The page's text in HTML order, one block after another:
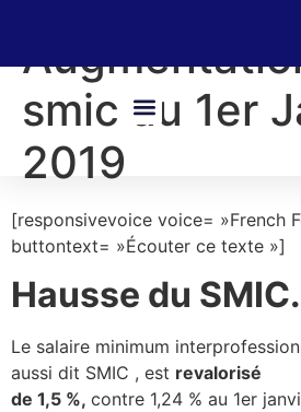
smic au 1er
2019
[responsivevoice voice= »French
buttontext= »Écouter ce texte »]
Hausse du SMIC.
Le salaire minimum
aussi dit SMIC , est revalorisé
de 1,5 %, contre 1,24 % au 1er